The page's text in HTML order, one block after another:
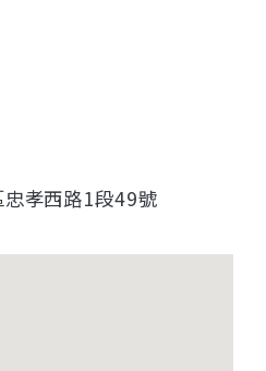
忠孝西路1段49號